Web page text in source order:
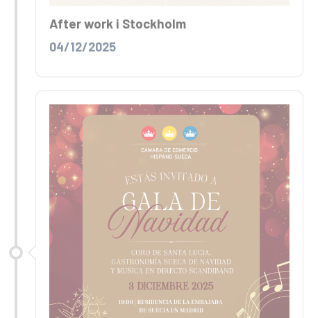
After work i Stockholm
04/12/2025